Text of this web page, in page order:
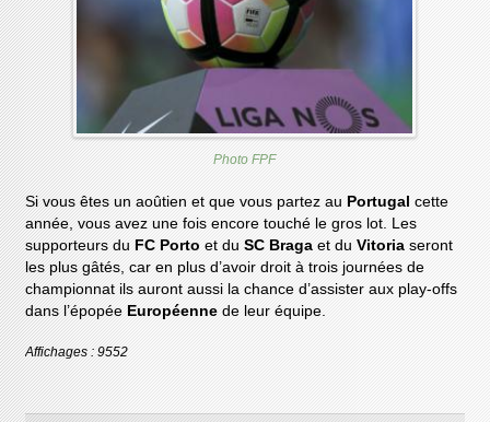
Photo FPF
Si vous êtes un aoûtien et que vous partez au Portugalcette
année, vous avez une fois encore touché le gros lot. Les
supporteurs du FC Porto et duSC Braga et duVitoriaseront
les plus gâtés, car en plus d’avoir droit à trois journées de
championnat ils auront aussi la chance d’assister aux play-offs
dans l’épopée Européennede leur équipe.
Affichages : 9552